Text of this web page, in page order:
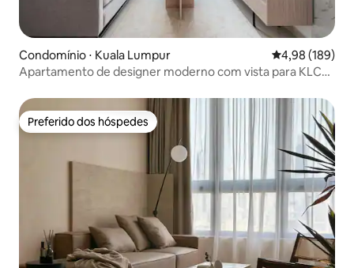
Condomínio ⋅ Kuala Lumpur 4,98 de uma
4,98 (189)
Apartamento de designer moderno com vista para KLCC
Preferido dos hóspedes
Preferido dos hóspedes